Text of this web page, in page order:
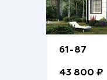
61-87
43 800 ₽